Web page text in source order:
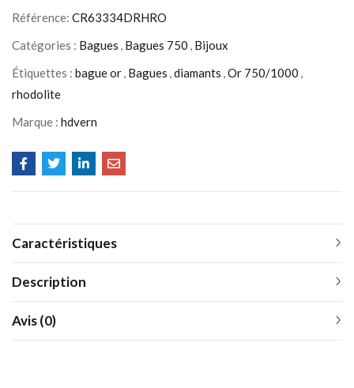
Référence: CR63334DRHRO
Catégories : Bagues , Bagues 750 , Bijoux
Étiquettes : bague or, Bagues ,diamants ,Or 750/1000 ,
rhodolite
Marque : hdvern
Caractéristiques
Description
Avis (0)